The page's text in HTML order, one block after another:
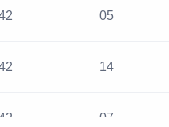
05
14
07